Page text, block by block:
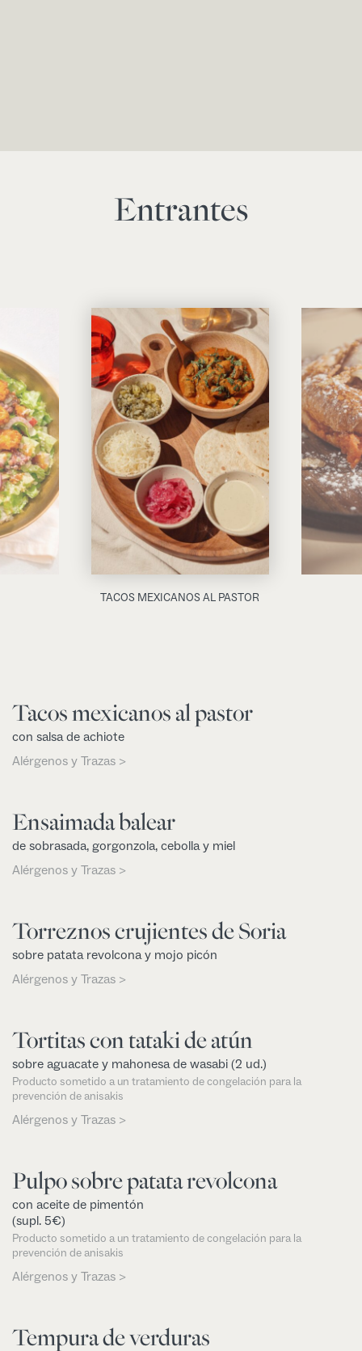
Entrantes
TACOS MEXICANOS AL PASTOR
Tacos mexicanos al pastor
con salsa de achiote
Alérgenos y Trazas >
Ensaimada balear
de sobrasada, gorgonzola, cebolla y miel
Alérgenos y Trazas >
Torreznos crujientes de Soria
sobre patata revolcona y mojo picón
Alérgenos y Trazas >
Tortitas con tataki de atún
sobre aguacate y mahonesa de wasabi (2 ud.)
Producto sometido a un tratamiento de congelación para la
prevención de anisakis
Alérgenos y Trazas >
Pulpo sobre patata revolcona
con aceite de pimentón
(supl. 5€)
Producto sometido a un tratamiento de congelación para la
prevención de anisakis
Alérgenos y Trazas >
Tempura de verduras